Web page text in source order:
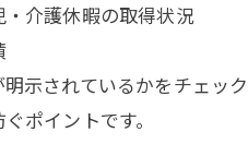
・介護休暇の取得状況
示されているかをチェッ
ポイントです。